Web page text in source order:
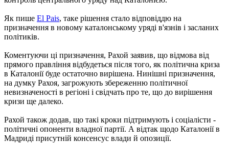
Як пише El Pais, таке рішення стало відповіддю на
призначення в новому каталонському уряді в'язнів і засланих
політиків.
Коментуючи ці призначення, Рахой заявив, що відмова від
прямого правління відбудеться після того, як політична криза
в Каталонії буде остаточно вирішена. Нинішні призначення,
на думку Рахоя, загрожують збереженню політичної
невизначеності в регіоні і свідчать про те, що до вирішення
кризи ще далеко.
Рахой також додав, що такі кроки підтримують і соціалісти -
політичні опоненти владної партії. А відтак щодо Каталонії в
Мадриді присутній консенсус влади й опозиції.